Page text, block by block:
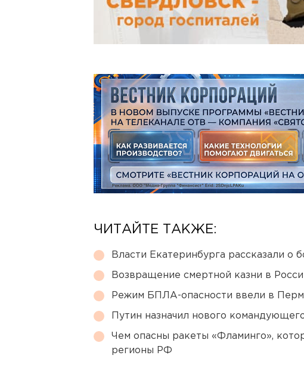
ЧИТАЙТЕ ТАКЖЕ:
Власти Екатеринбурга рассказали о
Возвращение смертной казни в
Режим БПЛА-опасности ввели в
Путин назначил нового
Чем опасны ракеты «Фламинго»,
регионы РФ